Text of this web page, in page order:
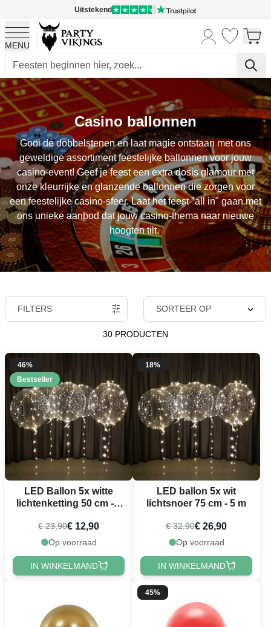
Uitstekend
MENU
Ga naar de inhoud
Casino ballonnen
Gooi de dobbelstenen en laat magie ontstaan met ons
geweldige assortiment feestelijke ballonnen voor jouw
casino-event! Geef je feest een extra dosis glamour met
onze kleurrijke en glanzende ballonnen die zorgen voor
een feestelijke casino-sfeer. Laat het feest "all in" gaan met
ons unieke aanbod dat jouw casino-thema naar nieuwe
hoogten tilt.
FILTERS SORTEER OP
30 PRODUCTEN
46%
Bestseller
LED Ballon 5x witte
lichtenketting 50 cm - 3
€ 23,90€ 12,90
Op voorraad
IN WINKELMAND
18%
LED ballon 5x wit
lichtsnoer 75 cm - 5 m
€ 32,90€ 26,90
Op voorraad
IN WINKELMAND
45%